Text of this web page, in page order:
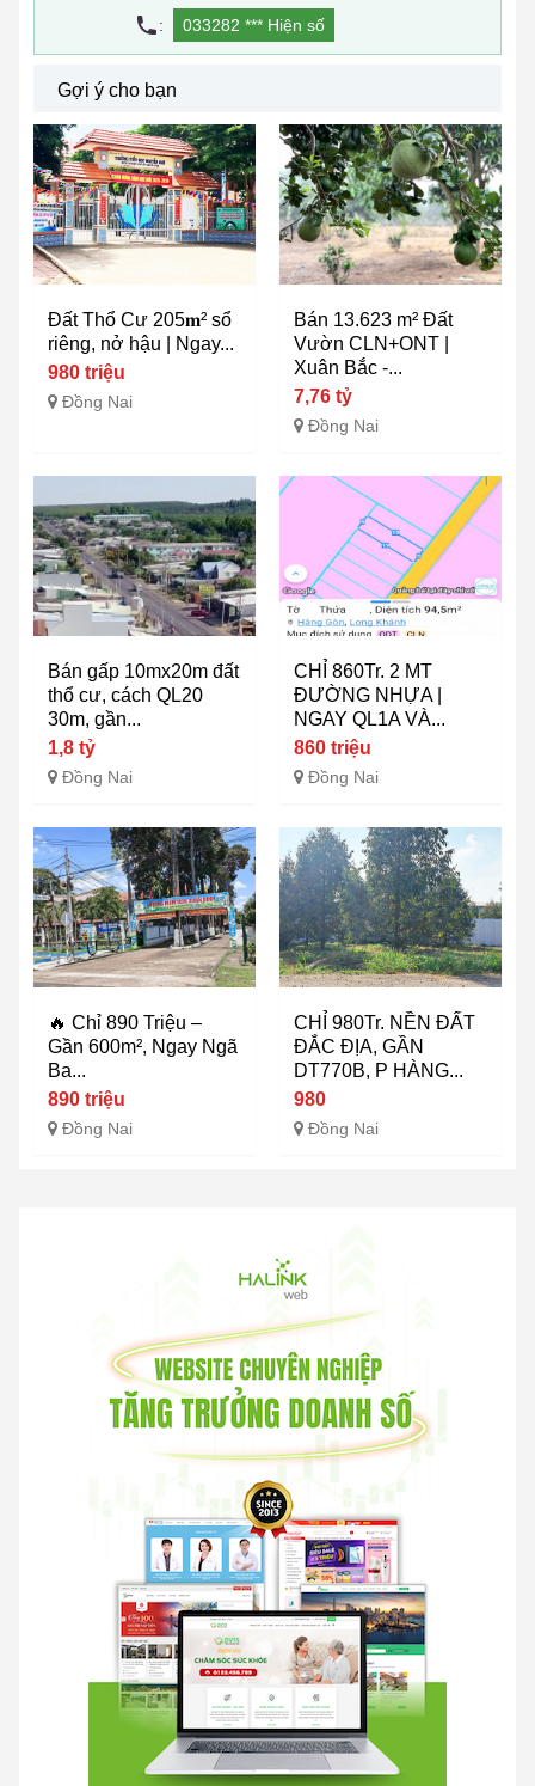
: 033282 *** Hiện số
Gợi ý cho bạn
Đất Thổ Cư 205𝐦² sổ
riêng, nở hậu | Ngay...
980 triệu
Đồng Nai
Bán 13.623 m² Đất
Vườn CLN+ONT |
Xuân Bắc -...
7,76 tỷ
Đồng Nai
Bán gấp 10mx20m đất
thổ cư, cách QL20
30m, gần...
1,8 tỷ
Đồng Nai
CHỈ 860Tr. 2 MT
ĐƯỜNG NHỰA |
NGAY QL1A VÀ...
860 triệu
Đồng Nai
🔥 Chỉ 890 Triệu –
Gần 600m², Ngay Ngã
Ba...
890 triệu
Đồng Nai
CHỈ 980Tr. NỀN ĐẤT
ĐẮC ĐỊA, GẦN
DT770B, P HÀNG...
980
Đồng Nai